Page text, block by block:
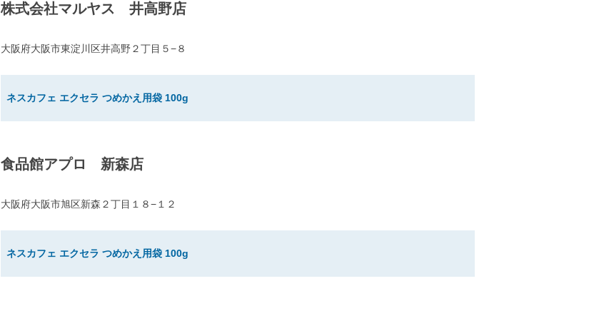
株式会社マルヤス 井高野店
大阪府大阪市東淀川区井高野２丁目５−８
ネスカフェ エクセラ つめかえ用袋 100g
食品館アプロ 新森店
大阪府大阪市旭区新森２丁目１８−１２
ネスカフェ エクセラ つめかえ用袋 100g